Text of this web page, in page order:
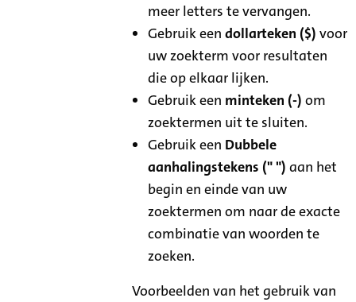
meer letters te vervangen.
Gebruik eendollarteken ($) voor
uw zoekterm voor resultaten
die op elkaar lijken.
Gebruik een minteken (-) om
zoektermen uit te sluiten.
Gebruik een Dubbele
aanhalingstekens (" ") aan het
begin en einde van uw
zoektermen om naar de exacte
combinatie van woorden te
zoeken.
Voorbeelden van het gebruik van